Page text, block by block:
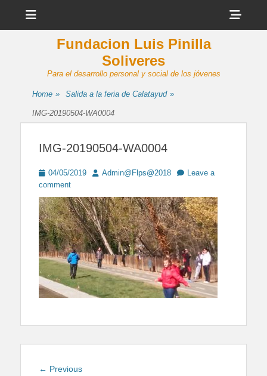
Fundacion Luis Pinilla
Soliveres
Para el desarrollo personal y social de los jóvenes
Home » Salida a la feria de Calatayud »
IMG-20190504-WA0004
IMG-20190504-WA0004
Posted
on
04/05/2019 Author
Admin@Flps@2018
Leave a
comment
Navegación
← PreviousPrevious